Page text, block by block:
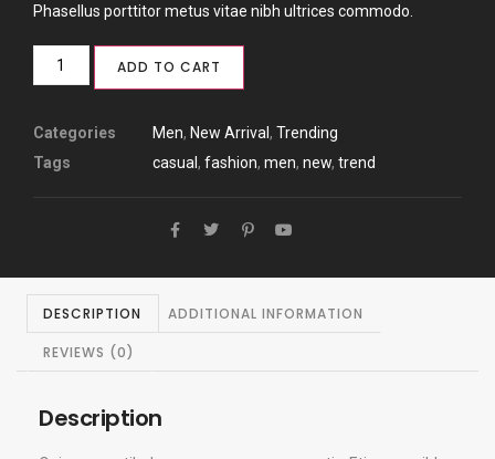
Phasellus porttitor metus vitae nibh ultrices commodo.
ADD TO CART
Categories Men, New Arrival , Trending
Tags
casual , fashion, men, new, trend
DESCRIPTION ADDITIONAL INFORMATION
REVIEWS (0)
Description